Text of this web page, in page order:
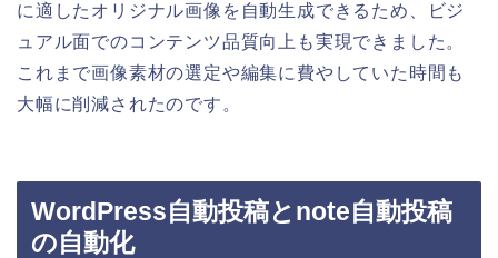
に適したオリジナル画像を自動生成できるため、ビジ
ュアル面でのコンテンツ品質向上も実現できました。
これまで画像素材の選定や編集に費やしていた時間も
大幅に削減されたのです。
WordPress自動投稿とnote自動投稿
の自動化